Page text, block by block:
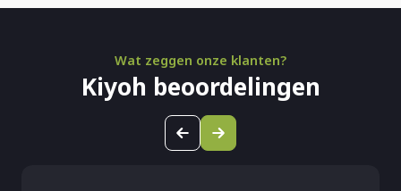
Wat zeggen onze klanten?
Kiyoh beoordelingen